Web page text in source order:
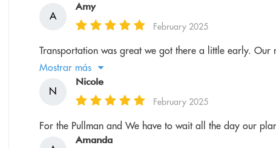
A
Amy
February 2025
Transportation was great we got there a little early.
Mostrar más
N
Nicole
February 2025
For the Pullman and We have to wait all the day our
Amanda